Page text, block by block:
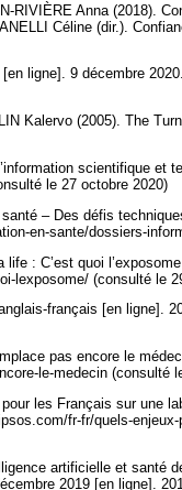
RIVIÈRE Anna (2018).
Céline (dir.).
ligne]. 9 décembre
Kalervo (2005). The
scientifique
le 27 octobre 2020)
santé – Des défis
en-sante/dossiers-
life : C’est quoi
lexposome/ (consulté le
français [en ligne].
pas encore le
le-medecin (consulté
pour les Français sur une
fr-fr/quels-
artificielle et santé
2019 [en ligne].